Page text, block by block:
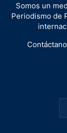
Somos un
Periodismo de